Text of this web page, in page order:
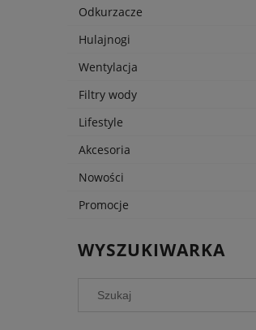
Odkurzacze
Hulajnogi
Wentylacja
Filtry wody
Lifestyle
Akcesoria
Nowości
Promocje
WYSZUKIWARKA